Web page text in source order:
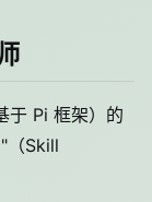
于 Pi 框架）的
（Skill